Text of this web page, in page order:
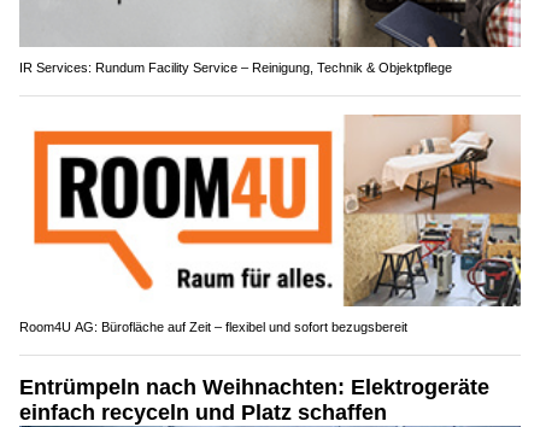
IR Services: Rundum Facility Service – Reinigung, Technik & Objektpflege
Room4U AG: Bürofläche auf Zeit – flexibel und sofort bezugsbereit
Entrümpeln nach Weihnachten: Elektrogeräte
einfach recyceln und Platz schaffen